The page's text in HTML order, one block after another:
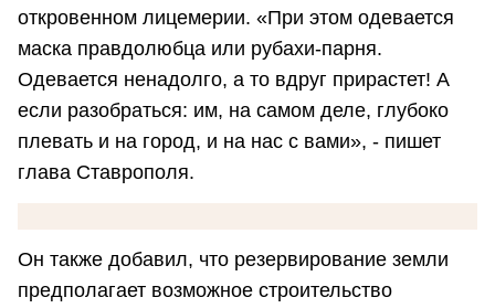
откровенном лицемерии. «При этом одевается
маска правдолюбца или рубахи-парня.
Одевается ненадолго, а то вдруг прирастет! А
если разобраться: им, на самом деле, глубоко
плевать и на город, и на нас с вами», - пишет
глава Ставрополя.
Он также добавил, что резервирование земли
предполагает возможное строительство